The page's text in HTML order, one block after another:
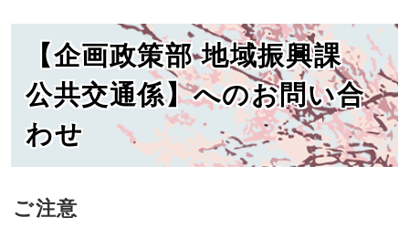
【企画政策部 地域振興課
公共交通係】へのお問い合
わせ
ご注意